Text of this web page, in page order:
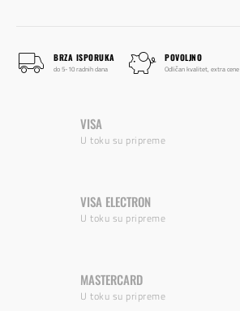
BRZA ISPORUKA
do 5-10 radnih dana
POVOLJNO
Odličan kvalitet, extra cene
VISA
U toku su pripreme
VISA ELECTRON
U toku su pripreme
MASTERCARD
U toku su pripreme